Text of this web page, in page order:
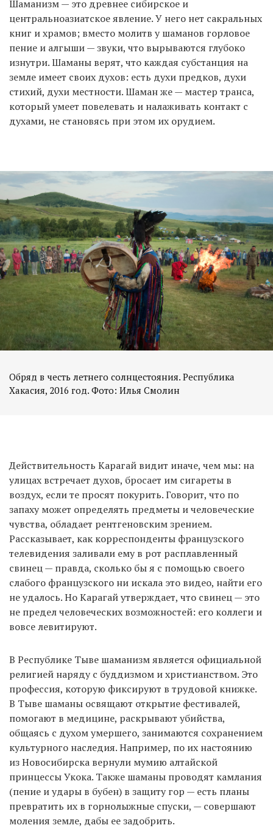
Шаманизм — это древнее сибирское и
центральноазиатское явление. У него нет сакральных
книг и храмов; вместо молитв у шаманов горловое
пение и алгыши — звуки, что вырываются глубоко
изнутри. Шаманы верят, что каждая субстанция на
земле имеет своих духов: есть духи предков, духи
стихий, духи местности. Шаман же — мастер транса,
который умеет повелевать и налаживать контакт с
духами, не становясь при этом их орудием.
Обряд в честь летнего солнцестояния. Республика
Хакасия, 2016 год. Фото: Илья Смолин
Действительность Карагай видит иначе, чем мы: на
улицах встречает духов, бросает им сигареты в
воздух, если те просят покурить. Говорит, что по
запаху может определять предметы и человеческие
чувства, обладает рентгеновским зрением.
Рассказывает, как корреспонденты французского
телевидения заливали ему в рот расплавленный
свинец — правда, сколько бы я с помощью своего
слабого французского ни искала это видео, найти его
не удалось. Но Карагай утверждает, что свинец — это
не предел человеческих возможностей: его коллеги и
вовсе левитируют.
В Республике Тыве шаманизм является официальной
религией наряду с буддизмом и христианством. Это
профессия, которую фиксируют в трудовой книжке.
В Тыве шаманы освящают открытие фестивалей,
помогают в медицине, раскрывают убийства,
общаясь с духом умершего, занимаются сохранением
культурного наследия. Например, по их настоянию
из Новосибирска вернули мумию алтайской
принцессы Укока. Также шаманы проводят камлания
(пение и удары в бубен) в защиту гор — есть планы
превратить их в горнолыжные спуски, — совершают
моления земле, дабы ее задобрить.